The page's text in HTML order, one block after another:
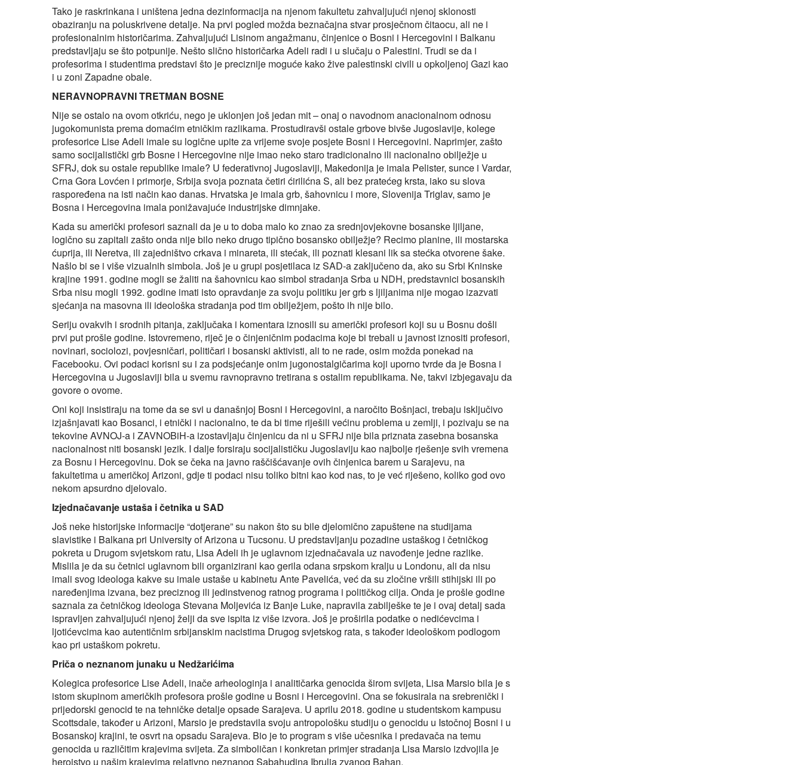
Tako je raskrinkana i uništena jedna dezinformacija na njenom fakultetu zahvaljujući njenoj sklonosti
obaziranju na poluskrivene detalje. Na prvi pogled možda beznačajna stvar prosječnom čitaocu, ali ne i
profesionalnim historičarima. Zahvaljujući Lisinom angažmanu, činjenice o Bosni i Hercegovini i Balkanu
predstavljaju se što potpunije. Nešto slično historičarka Adeli radi i u slučaju o Palestini. Trudi se da i
profesorima i studentima predstavi što je preciznije moguće kako žive palestinski civili u opkoljenoj Gazi kao
i u zoni Zapadne obale.
NERAVNOPRAVNI TRETMAN BOSNE
Nije se ostalo na ovom otkriću, nego je uklonjen još jedan mit – onaj o navodnom anacionalnom odnosu
jugokomunista prema domaćim etničkim razlikama. Prostudiravši ostale grbove bivše Jugoslavije, kolege
profesorice Lise Adeli imale su logične upite za vrijeme svoje posjete Bosni i Hercegovini. Naprimjer, zašto
samo socijalistički grb Bosne i Hercegovine nije imao neko staro tradicionalno ili nacionalno obilježje u
SFRJ, dok su ostale republike imale? U federativnoj Jugoslaviji, Makedonija je imala Pelister, sunce i Vardar,
Crna Gora Lovćen i primorje, Srbija svoja poznata četiri ćirilićna S, ali bez pratećeg krsta, iako su slova
raspoređena na isti način kao danas. Hrvatska je imala grb, šahovnicu i more, Slovenija Triglav, samo je
Bosna i Hercegovina imala ponižavajuće industrijske dimnjake.
Kada su američki profesori saznali da je u to doba malo ko znao za srednjovjekovne bosanske ljiljane,
logično su zapitali zašto onda nije bilo neko drugo tipično bosansko obilježje? Recimo planine, ili mostarska
ćuprija, ili Neretva, ili zajedništvo crkava i minareta, ili stećak, ili poznati klesani lik sa stećka otvorene šake.
Našlo bi se i više vizualnih simbola. Još je u grupi posjetilaca iz SAD-a zaključeno da, ako su Srbi Kninske
krajine 1991. godine mogli se žaliti na šahovnicu kao simbol stradanja Srba u NDH, predstavnici bosanskih
Srba nisu mogli 1992. godine imati isto opravdanje za svoju politiku jer grb s ljiljanima nije mogao izazvati
sjećanja na masovna ili ideološka stradanja pod tim obilježjem, pošto ih nije bilo.
Seriju ovakvih i srodnih pitanja, zaključaka i komentara iznosili su američki profesori koji su u Bosnu došli
prvi put prošle godine. Istovremeno, riječ je o činjeničnim podacima koje bi trebali u javnost iznositi profesori,
novinari, sociolozi, povjesničari, političari i bosanski aktivisti, ali to ne rade, osim možda ponekad na
Facebooku. Ovi podaci korisni su i za podsjećanje onim jugonostalgičarima koji uporno tvrde da je Bosna i
Hercegovina u Jugoslaviji bila u svemu ravnopravno tretirana s ostalim republikama. Ne, takvi izbjegavaju da
govore o ovome.
Oni koji insistiraju na tome da se svi u današnjoj Bosni i Hercegovini, a naročito Bošnjaci, trebaju isključivo
izjašnjavati kao Bosanci, i etnički i nacionalno, te da bi time riješili većinu problema u zemlji, i pozivaju se na
tekovine AVNOJ-a i ZAVNOBiH-a izostavljaju činjenicu da ni u SFRJ nije bila priznata zasebna bosanska
nacionalnost niti bosanski jezik. I dalje forsiraju socijalističku Jugoslaviju kao najbolje rješenje svih vremena
za Bosnu i Hercegovinu. Dok se čeka na javno raščišćavanje ovih činjenica barem u Sarajevu, na
fakultetima u američkoj Arizoni, gdje ti podaci nisu toliko bitni kao kod nas, to je već riješeno, koliko god ovo
nekom apsurdno djelovalo.
Izjednačavanje ustaša i četnika u SAD
Još neke historijske informacije “dotjerane” su nakon što su bile djelomično zapuštene na studijama
slavistike i Balkana pri University of Arizona u Tucsonu. U predstavljanju pozadine ustaškog i četničkog
pokreta u Drugom svjetskom ratu, Lisa Adeli ih je uglavnom izjednačavala uz navođenje jedne razlike.
Mislila je da su četnici uglavnom bili organizirani kao gerila odana srpskom kralju u Londonu, ali da nisu
imali svog ideologa kakve su imale ustaše u kabinetu Ante Pavelića, već da su zločine vršili stihijski ili po
naređenjima izvana, bez preciznog ili jedinstvenog ratnog programa i političkog cilja. Onda je prošle godine
saznala za četničkog ideologa Stevana Moljevića iz Banje Luke, napravila zabilješke te je i ovaj detalj sada
ispravljen zahvaljujući njenoj želji da sve ispita iz više izvora. Još je proširila podatke o nedićevcima i
ljotićevcima kao autentičnim srbijanskim nacistima Drugog svjetskog rata, s također ideološkom podlogom
kao pri ustaškom pokretu.
Priča o neznanom junaku u Nedžarićima
Kolegica profesorice Lise Adeli, inače arheologinja i analitičarka genocida širom svijeta, Lisa Marsio bila je s
istom skupinom američkih profesora prošle godine u Bosni i Hercegovini. Ona se fokusirala na srebrenički i
prijedorski genocid te na tehničke detalje opsade Sarajeva. U aprilu 2018. godine u studentskom kampusu
Scottsdale, također u Arizoni, Marsio je predstavila svoju antropološku studiju o genocidu u Istočnoj Bosni i u
Bosanskoj krajini, te osvrt na opsadu Sarajeva. Bio je to program s više učesnika i predavača na temu
genocida u različitim krajevima svijeta. Za simboličan i konkretan primjer stradanja Lisa Marsio izdvojila je
herojstvo u našim krajevima relativno neznanog Sabahudina Ibrulja zvanog Bahan.